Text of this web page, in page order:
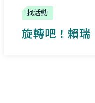
找活動
旋轉吧！賴瑞